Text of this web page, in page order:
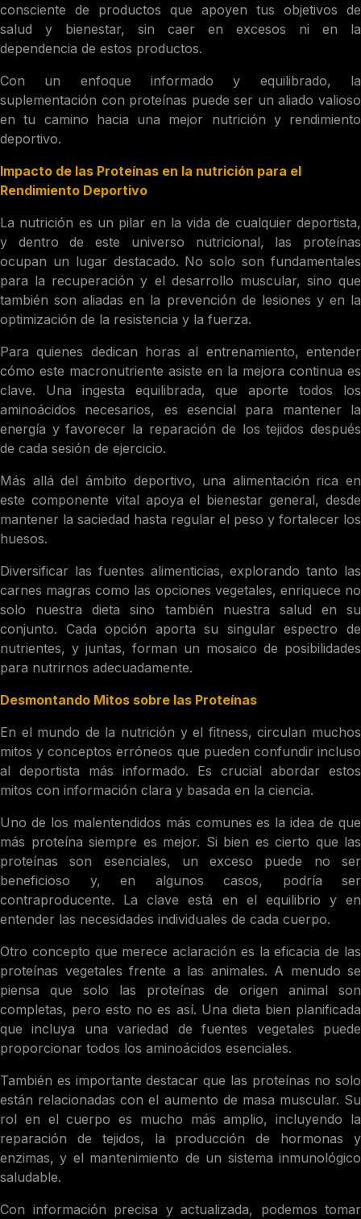
consciente de productos que apoyen tus objetivos de
salud y bienestar, sin caer en excesos ni en la
dependencia de estos productos.
Con un enfoque informado y equilibrado, la
suplementación con proteínas puede ser un aliado valioso
en tu camino hacia una mejor nutrición y rendimiento
deportivo.
Impacto de las Proteínas en la nutrición para el
Rendimiento Deportivo
La nutrición es un pilar en la vida de cualquier deportista,
y dentro de este universo nutricional, las proteínas
ocupan un lugar destacado. No solo son fundamentales
para la recuperación y el desarrollo muscular, sino que
también son aliadas en la prevención de lesiones y en la
optimización de la resistencia y la fuerza.
Para quienes dedican horas al entrenamiento, entender
cómo este macronutriente asiste en la mejora continua es
clave. Una ingesta equilibrada, que aporte todos los
aminoácidos necesarios, es esencial para mantener la
energía y favorecer la reparación de los tejidos después
de cada sesión de ejercicio.
Más allá del ámbito deportivo, una alimentación rica en
este componente vital apoya el bienestar general, desde
mantener la saciedad hasta regular el peso y fortalecer los
huesos.
Diversificar las fuentes alimenticias, explorando tanto las
carnes magras como las opciones vegetales, enriquece no
solo nuestra dieta sino también nuestra salud en su
conjunto. Cada opción aporta su singular espectro de
nutrientes, y juntas, forman un mosaico de posibilidades
para nutrirnos adecuadamente.
Desmontando Mitos sobre las Proteínas
En el mundo de la nutrición y el fitness, circulan muchos
mitos y conceptos erróneos que pueden confundir incluso
al deportista más informado. Es crucial abordar estos
mitos con información clara y basada en la ciencia.
Uno de los malentendidos más comunes es la idea de que
más proteína siempre es mejor. Si bien es cierto que las
proteínas son esenciales, un exceso puede no ser
beneficioso y, en algunos casos, podría ser
contraproducente. La clave está en el equilibrio y en
entender las necesidades individuales de cada cuerpo.
Otro concepto que merece aclaración es la eficacia de las
proteínas vegetales frente a las animales. A menudo se
piensa que solo las proteínas de origen animal son
completas, pero esto no es así. Una dieta bien planificada
que incluya una variedad de fuentes vegetales puede
proporcionar todos los aminoácidos esenciales.
También es importante destacar que las proteínas no solo
están relacionadas con el aumento de masa muscular. Su
rol en el cuerpo es mucho más amplio, incluyendo la
reparación de tejidos, la producción de hormonas y
enzimas, y el mantenimiento de un sistema inmunológico
saludable.
Con información precisa y actualizada, podemos tomar